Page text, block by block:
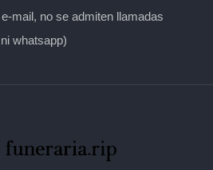
mail, no se admiten llamadas
ni whatsapp)